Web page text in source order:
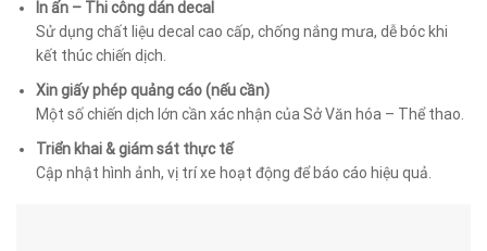
In ấn – Thi công dán decal
Sử dụng chất liệu decal cao cấp, chống nắng mưa, dễ bóc khi
kết thúc chiến dịch.
Xin giấy phép quảng cáo (nếu cần)
Một số chiến dịch lớn cần xác nhận của Sở Văn hóa – Thể thao.
Triển khai & giám sát thực tế
Cập nhật hình ảnh, vị trí xe hoạt động để báo cáo hiệu quả.